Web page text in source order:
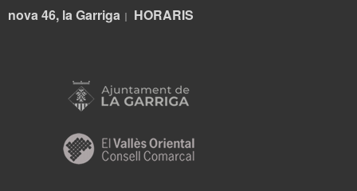
nova 46, la Garriga
HORARIS